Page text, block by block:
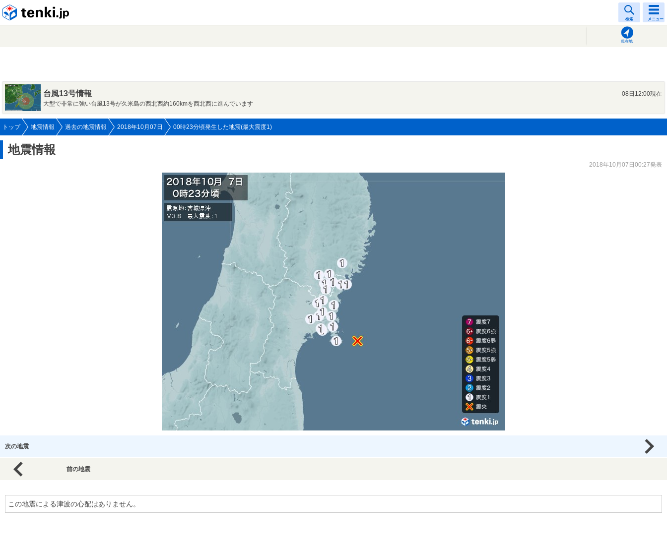
検索 メニュー
現在地
台風13号情報
08日12:00現在
大型で非常に強い台風13号が久米島の西北西約160kmを西北西に進んでいます
トップ 地震情報 過去の地震情報 2018年10月07日 00時23分頃発生した地震(最大震度1)
地震情報
2018年10月07日00:27発表
次の地震
前の地震
この地震による津波の心配はありません。